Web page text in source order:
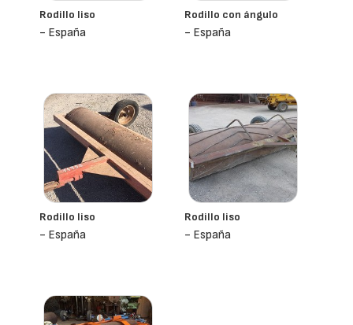
Rodillo liso
- España
Rodillo con ángulo
- España
Rodillo liso
- España
Rodillo liso
- España